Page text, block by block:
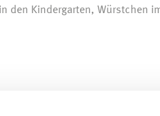
den Kindergarten, Würstchen